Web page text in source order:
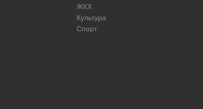
ЖКХ
Культура
Спорт